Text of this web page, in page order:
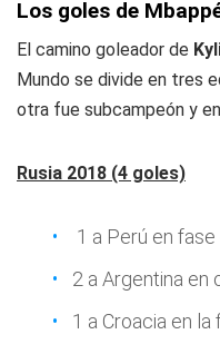
Los goles de
El camino goleador de
Mundo se divide en tres
otra fue subcampeón y
Rusia 2018 (4 goles)
1 a Perú en
2 a Argentina en
1 a Croacia en la